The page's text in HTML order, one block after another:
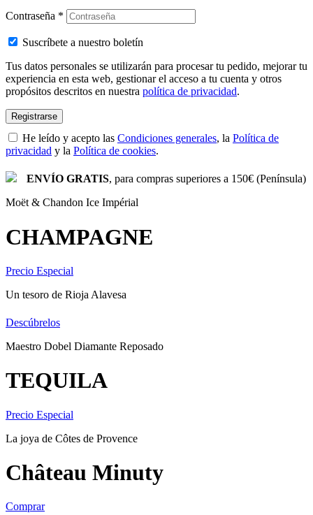
Contraseña *
Suscríbete a nuestro boletín
Tus datos personales se utilizarán para procesar tu pedido, mejorar tu
experiencia en esta web, gestionar el acceso a tu cuenta y otros
propósitos descritos en nuestra política de privacidad.
Registrarse
He leído y acepto las Condiciones generales, la Política de
privacidad y la Política de cookies.
ENVÍO GRATIS, para compras superiores a 150€ (Península)
Moët & Chandon Ice Impérial
CHAMPAGNE
Precio Especial
Un tesoro de Rioja Alavesa
Descúbrelos
Maestro Dobel Diamante Reposado
TEQUILA
Precio Especial
La joya de Côtes de Provence
Château Minuty
Comprar